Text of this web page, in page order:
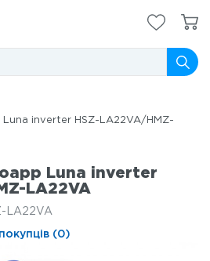
inverter HSZ-LA22VA/HMZ-
Luna inverter
LA22VA
LA22VA
(0)